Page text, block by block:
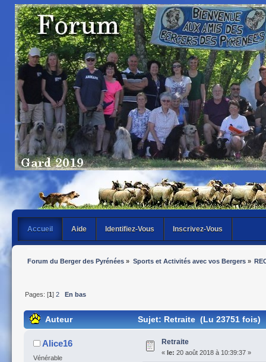
Accueil Aide Identifiez-Vous Inscrivez-Vous
Forum du Berger des Pyrénées » Sports et Activités avec vos Bergers»
Pages: [1]2 En bas
Auteur Sujet: Retraite (Lu 23751 fois)
Alice16
Vénérable
Retraite
« le: 20 août 2018 à 10:39:37 »